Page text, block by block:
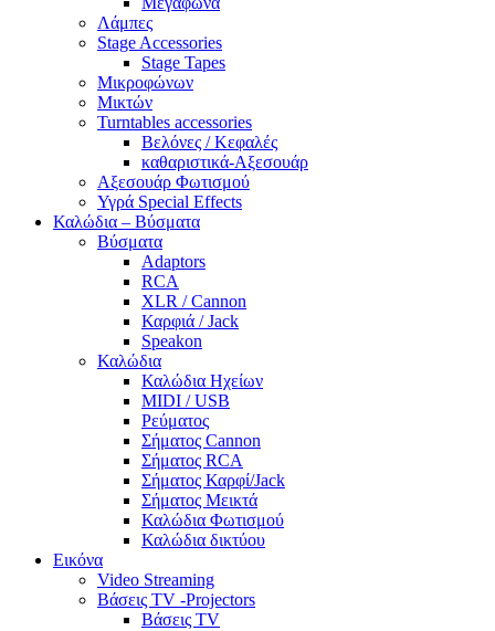
Λάμπες
Stage Accessories
Stage Tapes
Μικροφώνων
Μικτών
Turntables accessories
Βελόνες / Κεφαλές
καθαριστικά-Αξεσουάρ
Αξεσουάρ Φωτισμού
Υγρά Special Effects
Καλώδια – Βύσματα
Βύσματα
Adaptors
RCA
XLR / Cannon
Καρφιά / Jack
Speakon
Καλώδια
Καλώδια Ηχείων
MIDI / USB
Ρεύματος
Σήματος Cannon
Σήματος RCA
Σήματος Καρφί/Jack
Σήματος Μεικτά
Καλώδια Φωτισμού
Καλώδια δικτύου
Εικόνα
Video Streaming
Βάσεις TV -Projectors
Βάσεις TV